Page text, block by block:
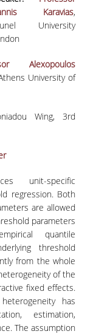
Karavias,
University
Alexopoulos
University of
Wing, 3rd
unit-specific
regression. Both
are allowed
parameters
quantile
threshold
from the whole
of the
fixed effects.
has
estimation,
The assumption